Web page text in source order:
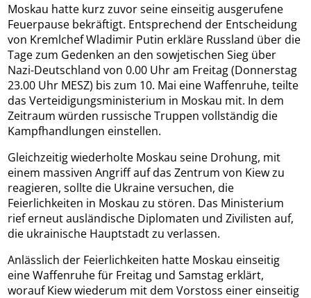
Moskau hatte kurz zuvor seine einseitig ausgerufene
Feuerpause bekräftigt. Entsprechend der Entscheidung
von Kremlchef Wladimir Putin erkläre Russland über die
Tage zum Gedenken an den sowjetischen Sieg über
Nazi-Deutschland von 0.00 Uhr am Freitag (Donnerstag
23.00 Uhr MESZ) bis zum 10. Mai eine Waffenruhe, teilte
das Verteidigungsministerium in Moskau mit. In dem
Zeitraum würden russische Truppen vollständig die
Kampfhandlungen einstellen.
Gleichzeitig wiederholte Moskau seine Drohung, mit
einem massiven Angriff auf das Zentrum von Kiew zu
reagieren, sollte die Ukraine versuchen, die
Feierlichkeiten in Moskau zu stören. Das Ministerium
rief erneut ausländische Diplomaten und Zivilisten auf,
die ukrainische Hauptstadt zu verlassen.
Anlässlich der Feierlichkeiten hatte Moskau einseitig
eine Waffenruhe für Freitag und Samstag erklärt,
worauf Kiew wiederum mit dem Vorstoss einer einseitig